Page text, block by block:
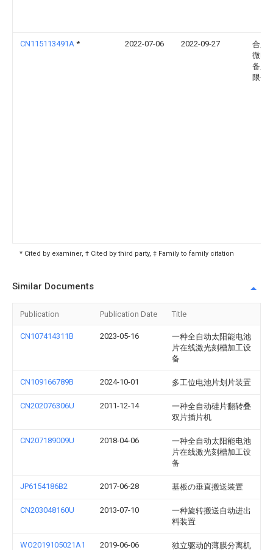
CN115113491A * 2022-07-06 2022-09-27
合肥
微电
备股
限公
* Cited by examiner, † Cited by third party, ‡ Family to family citation
Similar Documents
Publication Publication Date Title
CN107414311B 2023-05-16
一种全自动太阳能电池
片在线激光刻槽加工设
备
CN109166789B 2024-10-01 多工位电池片划片装置
CN202076306U 2011-12-14
一种全自动硅片翻转叠
双片插片机
CN207189009U 2018-04-06
一种全自动太阳能电池
片在线激光刻槽加工设
备
JP6154186B2 2017-06-28 基板の垂直搬送装置
CN203048160U 2013-07-10
一种旋转搬送自动进出
料装置
WO2019105021A1 2019-06-06 独立驱动的薄膜分离机